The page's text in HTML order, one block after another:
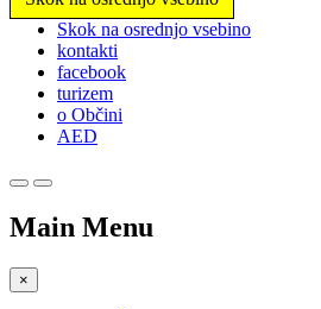
Prosimo,
upoštevajte:
spletno
mesto
vključuje
sistem
Skok na osrednjo vsebino
kontakti
facebook
turizem
o Občini
AED
Main Menu
×